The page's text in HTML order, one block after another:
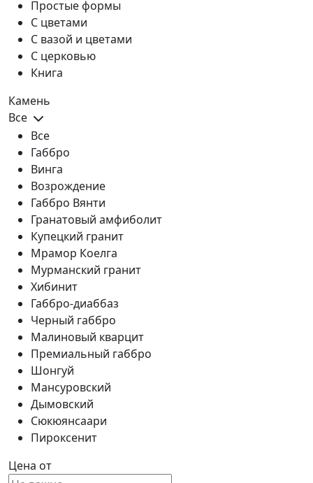
Простые формы
С цветами
С вазой и цветами
С церковью
Книга
Камень
Все
Все
Габбро
Винга
Возрождение
Габбро Вянти
Гранатовый амфиболит
Купецкий гранит
Мрамор Коелга
Мурманский гранит
Хибинит
Габбро-диаббаз
Черный габбро
Малиновый кварцит
Премиальный габбро
Шонгуй
Мансуровский
Дымовский
Сюкюянсаари
Пироксенит
Цена от